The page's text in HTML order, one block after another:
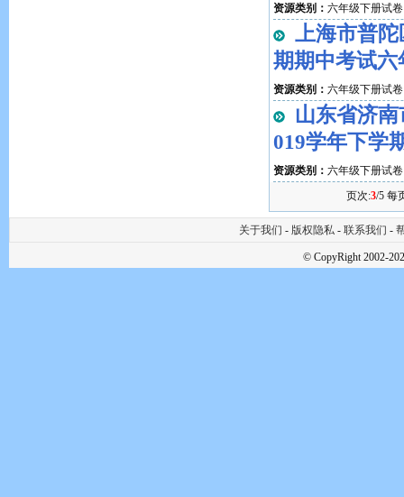
资源类别： 六年级下册试卷
上海市普陀
期期中考试
资源类别： 六年级下册试卷
山东省济
019学年下学
资源类别： 六年级下册试卷
页次:3/5 每
关于我们 - 版权隐私 - 联系我们 -
© CopyRight 2002-